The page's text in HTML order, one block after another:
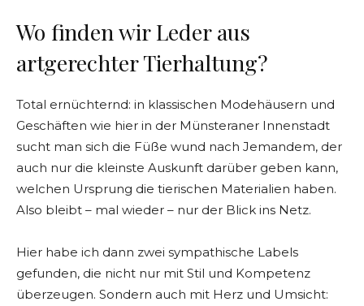
Wo finden wir Leder aus
artgerechter Tierhaltung?
Total ernüchternd: in klassischen Modehäusern und
Geschäften wie hier in der Münsteraner Innenstadt
sucht man sich die Füße wund nach Jemandem, der
auch nur die kleinste Auskunft darüber geben kann,
welchen Ursprung die tierischen Materialien haben.
Also bleibt – mal wieder – nur der Blick ins Netz.
Hier habe ich dann zwei sympathische Labels
gefunden, die nicht nur mit Stil und Kompetenz
überzeugen. Sondern auch mit Herz und Umsicht: